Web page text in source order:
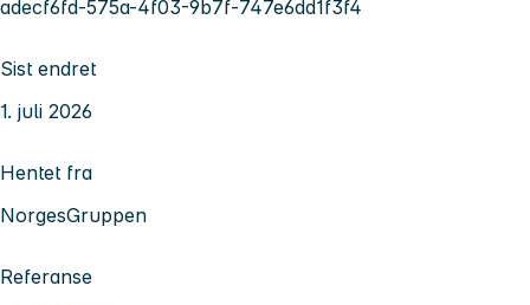
adecf6fd-575a-4f03-9b7f-747e6dd1f3f4
Sist endret
1. juli 2026
Hentet fra
NorgesGruppen
Referanse